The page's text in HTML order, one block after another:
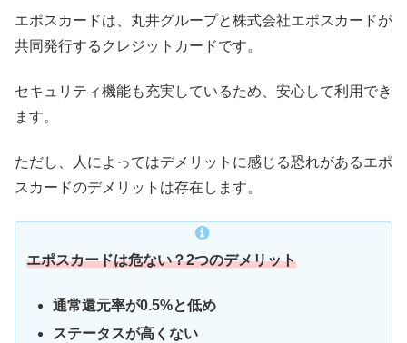
エポスカードは、丸井グループと株式会社エポスカードが
共同発行するクレジットカードです。
セキュリティ機能も充実しているため、安心して利用でき
ます。
ただし、人によってはデメリットに感じる恐れがあるエポ
スカードのデメリットは存在します。
エポスカードは危ない？2つのデメリット
通常還元率が0.5%と低め
ステータスが高くない